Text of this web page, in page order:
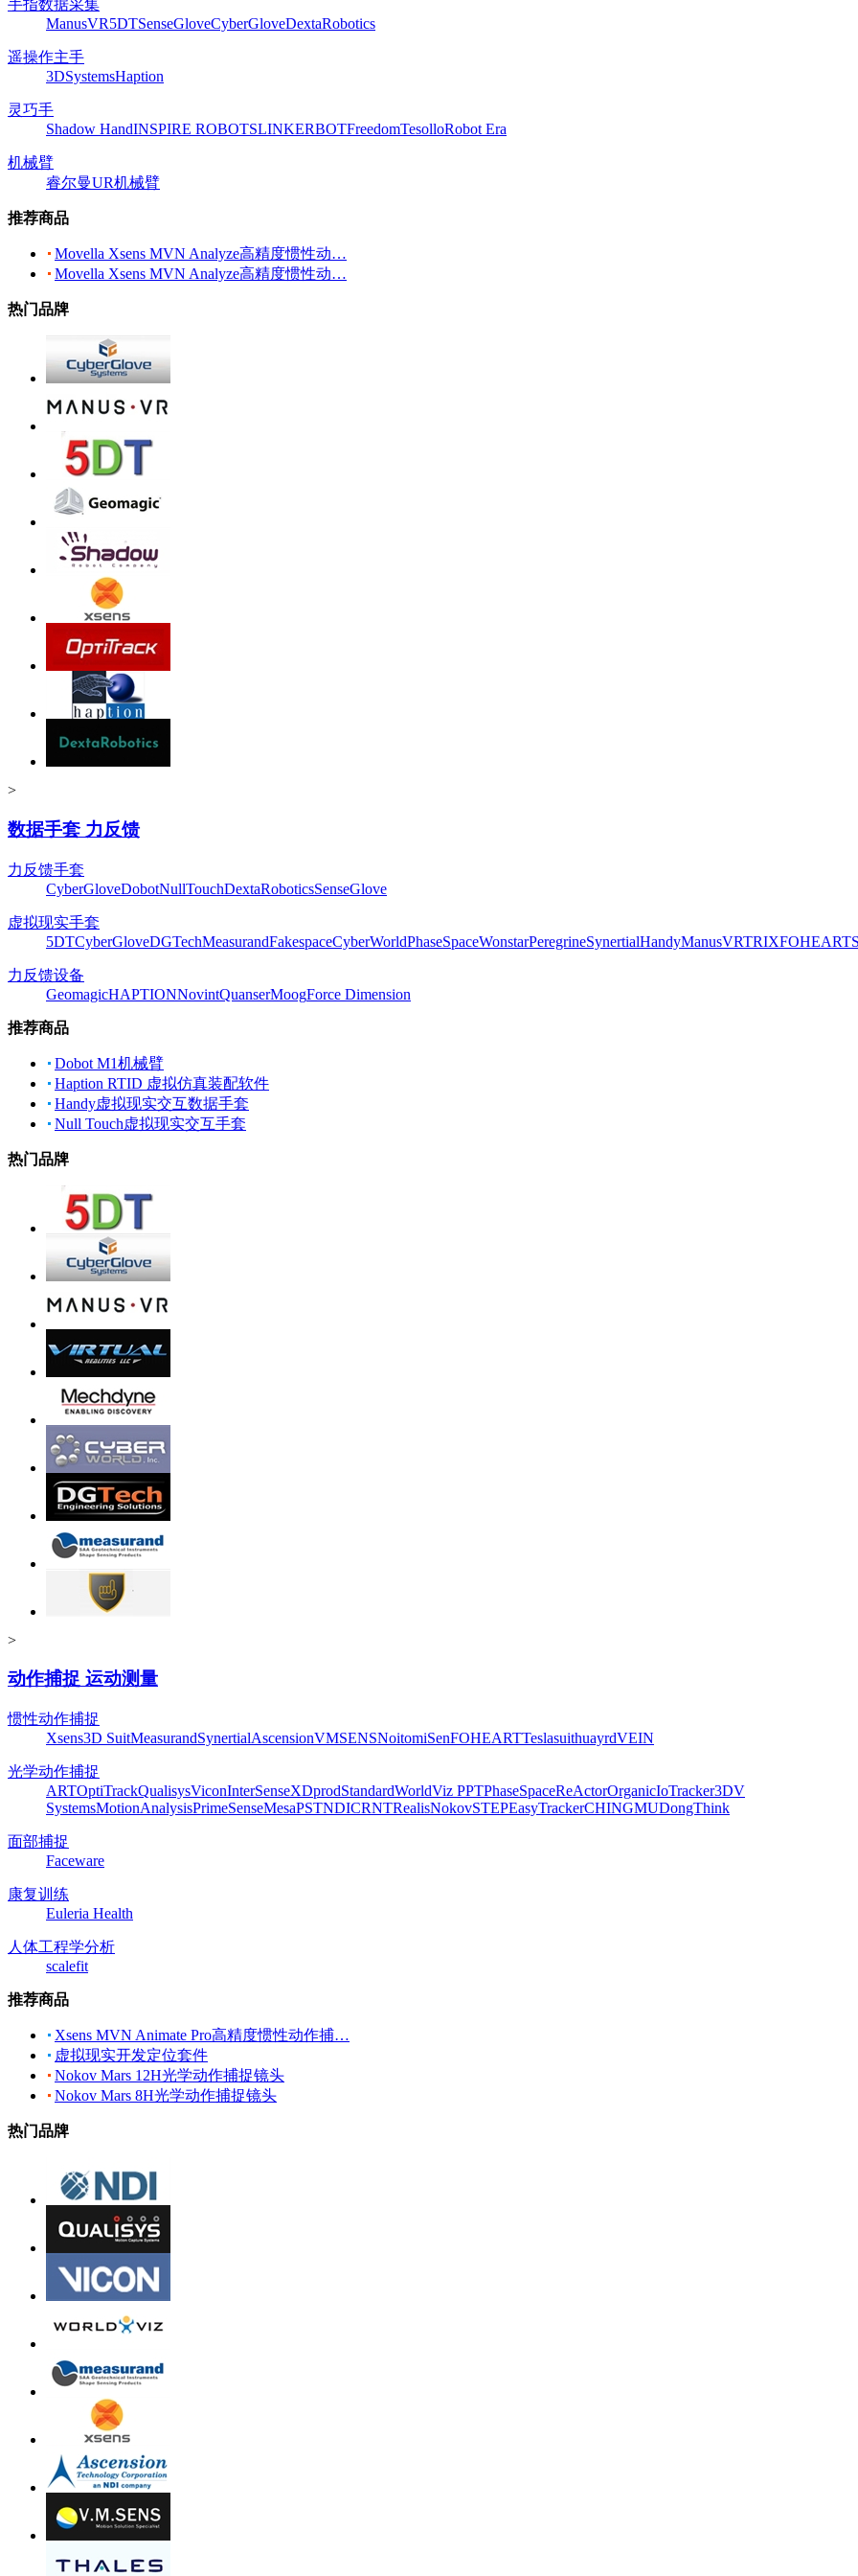
手指数据采集
ManusVR5DTSenseGloveCyberGloveDextaRobotics
遥操作主手
3DSystemsHaption
灵巧手
Shadow HandINSPIRE ROBOTSLINKERBOTFreedomTesolloRobot Era
机械臂
睿尔曼UR机械臂
推荐商品
Movella Xsens MVN Analyze高精度惯性动…
Movella Xsens MVN Analyze高精度惯性动…
热门品牌
>
数据手套 力反馈
力反馈手套
CyberGloveDobotNullTouchDextaRoboticsSenseGlove
虚拟现实手套
5DTCyberGloveDGTechMeasurandFakespaceCyberWorldPhaseSpaceWonstarPeregrineSynertialHandyManusVRTRIXFOHEART
力反馈设备
GeomagicHAPTIONNovintQuanserMoogForce Dimension
推荐商品
Dobot M1机械臂
Haption RTID 虚拟仿真装配软件
Handy虚拟现实交互数据手套
Null Touch虚拟现实交互手套
热门品牌
>
动作捕捉 运动测量
惯性动作捕捉
Xsens3D SuitMeasurandSynertialAscensionVMSENSNoitomiSenFOHEARTTeslasuithuayrdVEIN
光学动作捕捉
ARTOptiTrackQualisysViconInterSenseXDprodStandardWorldViz PPTPhaseSpaceReActorOrganicIoTracker3DV
SystemsMotionAnalysisPrimeSenseMesaPSTNDICRNTRealisNokovSTEPEasyTrackerCHINGMUDongThink
面部捕捉
Faceware
康复训练
Euleria Health
人体工程学分析
scalefit
推荐商品
Xsens MVN Animate Pro高精度惯性动作捕…
虚拟现实开发定位套件
Nokov Mars 12H光学动作捕捉镜头
Nokov Mars 8H光学动作捕捉镜头
热门品牌